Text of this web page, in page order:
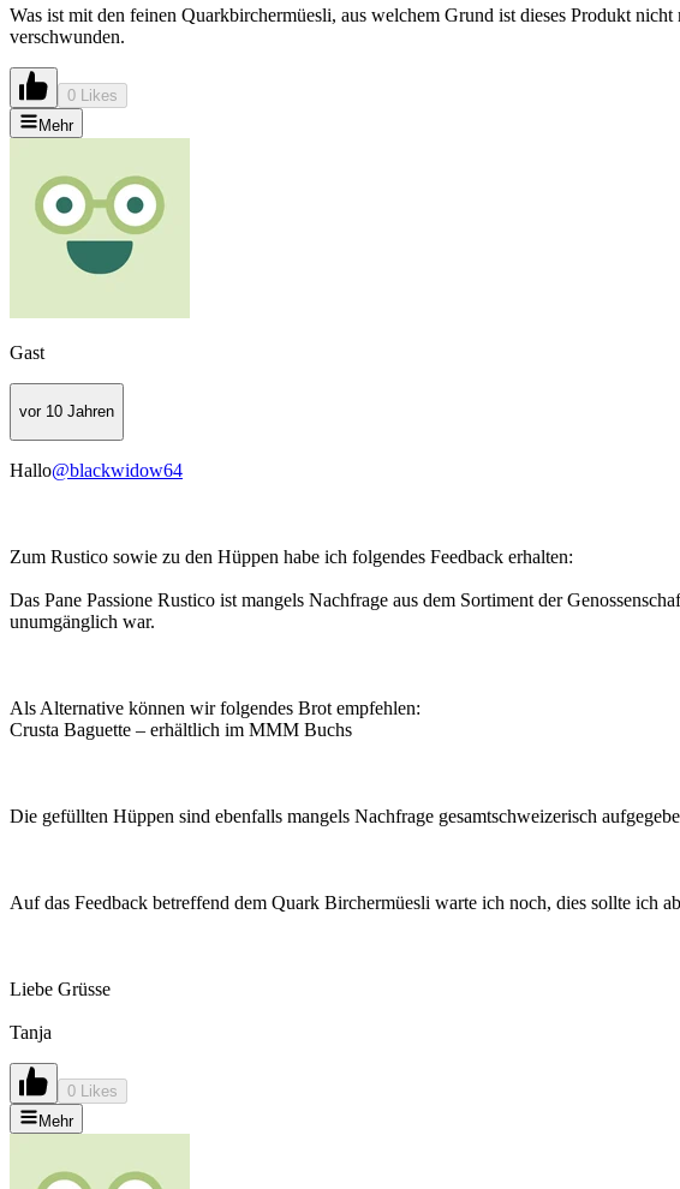
Was ist mit den feinen Quarkbirchermüesli, aus welchem Grund ist dieses Produkt
verschwunden.
0 Likes
Mehr
Gast
vor 10 Jahren
Hallo@blackwidow64
Zum Rustico sowie zu den Hüppen habe ich folgendes Feedback erhalten:
Das Pane Passione Rustico ist mangels Nachfrage aus dem Sortiment der
unumgänglich war.
Als Alternative können wir folgendes Brot empfehlen:
Crusta Baguette – erhältlich im MMM Buchs
Die gefüllten Hüppen sind ebenfalls mangels Nachfrage gesamtschweizerisch
Auf das Feedback betreffend dem Quark Birchermüesli warte ich noch, dies sollte ich
Liebe Grüsse
Tanja
0 Likes
Mehr